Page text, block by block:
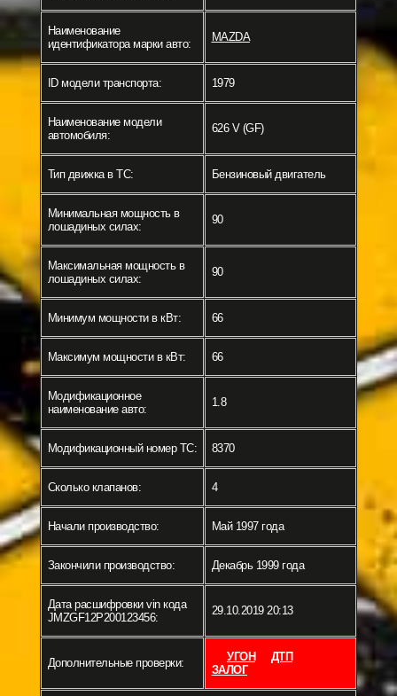
Наименование
идентификатора марки авто:
MAZDA
ID модели транспорта: 1979
Наименование модели
автомобиля:
626 V (GF)
Тип движка в ТС: Бензиновый двигатель
Минимальная мощность в
лошадиных силах:
90
Максимальная мощность в
лошадиных силах:
90
Минимум мощности в кВт: 66
Максимум мощности в кВт: 66
Модификационное
наименование авто:
1.8
Модификационный номер ТС: 8370
Сколько клапанов: 4
Начали производство: Май 1997 года
Закончили производство: Декабрь 1999 года
Дата расшифровки vin кода
JMZGF12P200123456:
29.10.2019 20:13
Дополнительные проверки: УГОН
ДТП
ЗАЛОГ